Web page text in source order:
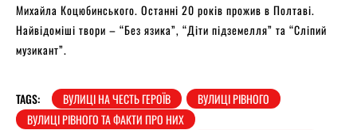
Михайла Коцюбинського. Останні 20 років прожив в Полтаві.
Найвідоміші твори – “Без язика”, “Діти підземелля” та “Сліпий
музикант”.
TAGS: ВУЛИЦІ НА ЧЕСТЬ ГЕРОЇВ
ВУЛИЦІ РІВНОГО
ВУЛИЦІ РІВНОГО ТА ФАКТИ ПРО НИХ